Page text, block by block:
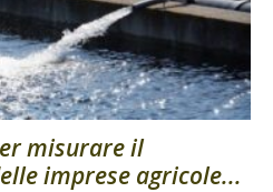
misurare il
imprese agricole...